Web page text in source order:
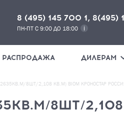
8 (495) 145 700 1, 8(495)
ПН-ПТ С 9:00 ДО 18:00
РАСПРОДАЖА ДИЛЕРАМ
8ШТ/2,108 КВ.М) BIOM КРОНОСТАР
8ШТ/